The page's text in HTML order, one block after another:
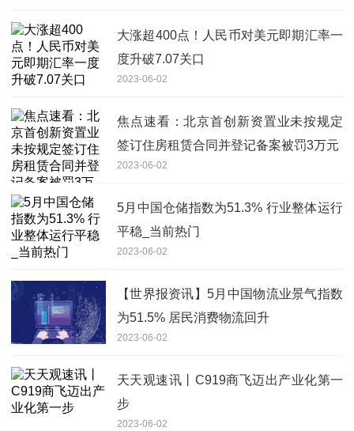
大涨超400点！人民币对美元即期汇率一
度升破7.07关口
2023-06-02
焦点速看：北京首创新资置业未按规定
签订住房租赁合同并登记备案被罚3万元
2023-06-02
5月中国仓储指数为51.3% 行业整体运行
平稳_当前热门
2023-06-02
【世界报资讯】5月中国物流业景气指数
为51.5% 居民消费物流回升
2023-06-02
天天观速讯丨C919商飞迈出产业化第一
步
2023-06-02